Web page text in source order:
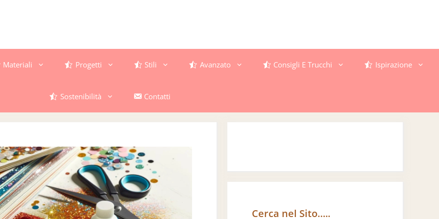
Materiali Progetti Stili Avanzato Consigli E Trucchi Ispirazione
Sostenibilità Contatti
Cerca nel Sito…..